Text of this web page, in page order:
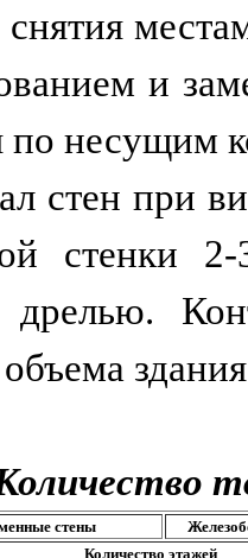
и
по несущим
стен при
стенки 2-
дрелью.
стены
Количество этажей